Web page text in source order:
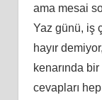
ama mesai
Yaz günü, iş
hayır
kenarında
cevapları